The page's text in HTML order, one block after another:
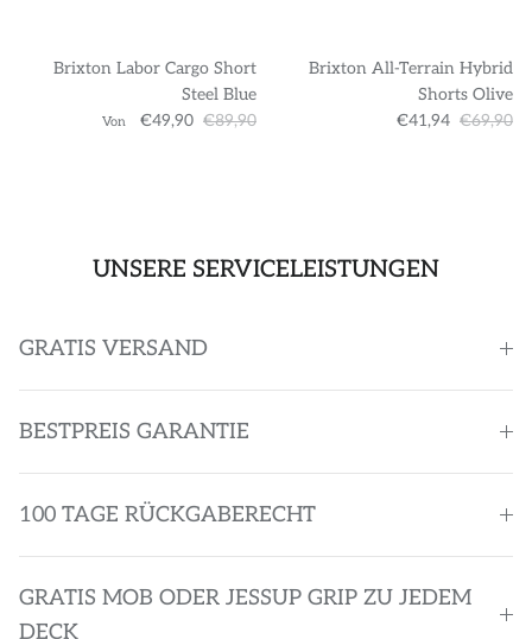
Brixton Labor Cargo Short
Steel Blue
Von €49,90 €89,90
Brixton All-Terrain Hybrid
Shorts Olive
€41,94 €69,90
UNSERE SERVICELEISTUNGEN
GRATIS VERSAND
BESTPREIS GARANTIE
100 TAGE RÜCKGABERECHT
GRATIS MOB ODER JESSUP GRIP ZU JEDEM
DECK